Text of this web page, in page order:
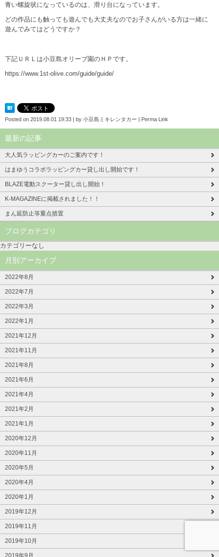
青い螺旋状になっているのは、滑り台になっています。
どの作品にも触っても遊んでも大丈夫なのでお子さんがいる方は一緒に
遊んでみてはどうですか？
下記ＵＲＬは小豆島オリーブ園のＨＰです。
https://www.1st-olive.com/guide/guide/
Posted on 2019.08.01 19:33 by 小豆島ミキレンタカー Perma Link
最新の記事
大人気ラッピングカーのご案内です！
はまゆうコラボラッピングカー貸し出し開始です！
BLAZE電動スクーター貸し出し開始！
K-MAGAZINEに掲載されました！！
まん延防止等重点措置
ブログカテゴリ
カテゴリーなし
月別アーカイブ
2022年8月
2022年7月
2022年3月
2022年1月
2021年12月
2021年11月
2021年8月
2021年6月
2021年4月
2021年2月
2021年1月
2020年12月
2020年11月
2020年5月
2020年4月
2020年1月
2019年12月
2019年11月
2019年10月